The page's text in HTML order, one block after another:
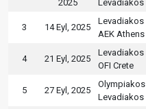
2025 Levadiakos
3 14 Eyl, 2025
Levadiakos
AEK Athens
4 21 Eyl, 2025
Levadiakos
OFI Crete
5 27 Eyl, 2025
Olympiakos
Levadiakos